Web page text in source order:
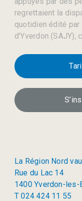
regrettaient la
quotidien édité par
d’Yverdon (SAJY),
La Région Nord
Rue du Lac 14
1400 Yverdon-les-
T 024 424 11 55